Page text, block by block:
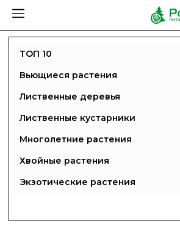
ТОП 10
Вьющиеся растения
Лиственные деревья
Лиственные кустарники
Многолетние растения
Хвойные растения
Экзотические растения